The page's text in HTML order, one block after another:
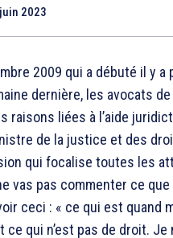
2023
2009 qui a débuté il y a
dernière, les avocats
liées à l’aide
de la justice et des
qui focalise toutes les
vas pas commenter ce
ceci : « ce qui est quand
ce qui n’est pas de droit. Je